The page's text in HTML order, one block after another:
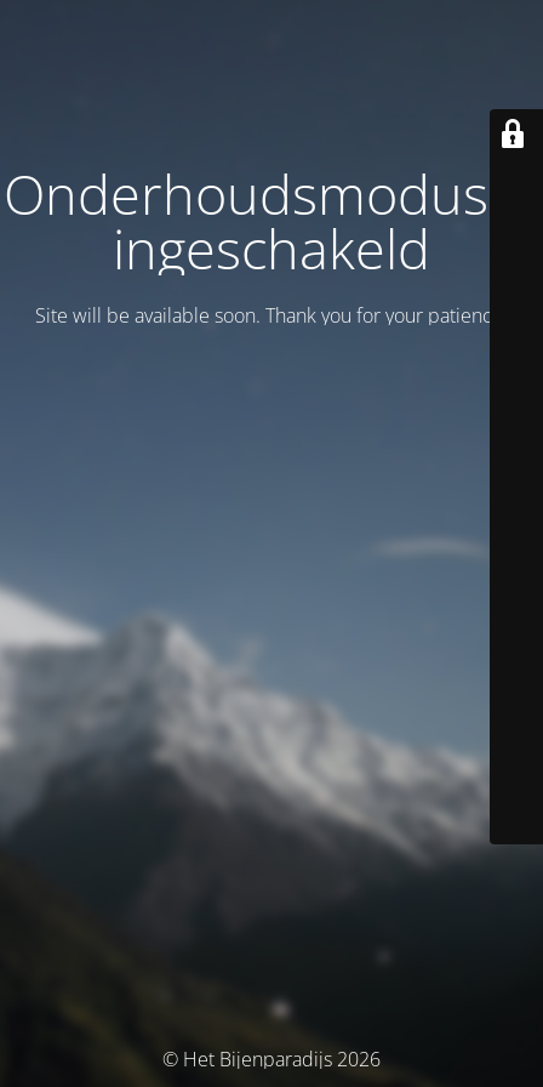
Onderhoudsmodus is
ingeschakeld
Site will be available soon. Thank you for your patience!
© Het Bijenparadijs 2026